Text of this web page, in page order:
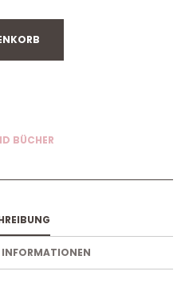
BÜCHER
INFORMATIONEN